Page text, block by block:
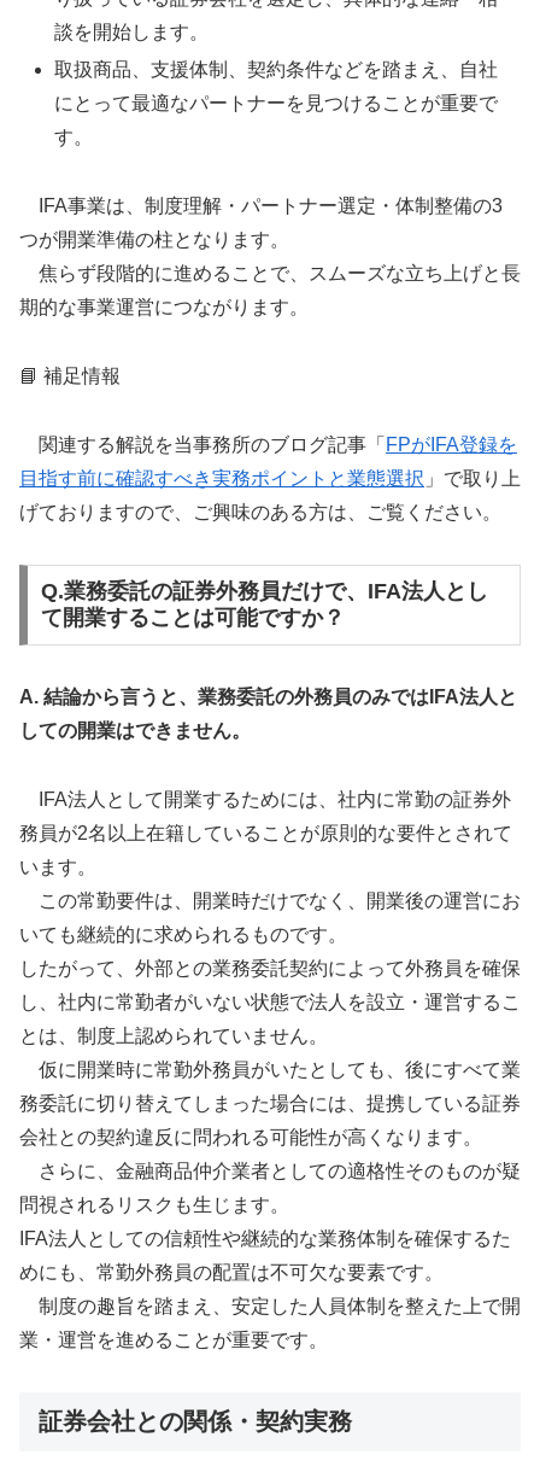
談を開始します。
取扱商品、支援体制、契約条件などを踏まえ、自社
にとって最適なパートナーを見つけることが重要で
す。
IFA事業は、制度理解・パートナー選定・体制整備の3
つが開業準備の柱となります。
焦らず段階的に進めることで、スムーズな立ち上げと長
期的な事業運営につながります。
📘 補足情報
関連する解説を当事務所のブログ記事「 FPがIFA登録を
目指す前に確認すべき実務ポイントと業態選択 」で取り上
げておりますので、ご興味のある方は、ご覧ください。
Q.業務委託の証券外務員だけで、IFA法人とし
て開業することは可能ですか？
A. 結論から言うと、業務委託の外務員のみではIFA法人と
しての開業はできません。
IFA法人として開業するためには、社内に常勤の証券外
務員が2名以上在籍していることが原則的な要件とされて
います。
この常勤要件は、開業時だけでなく、開業後の運営にお
いても継続的に求められるものです。
したがって、外部との業務委託契約によって外務員を確保
し、社内に常勤者がいない状態で法人を設立・運営するこ
とは、制度上認められていません。
仮に開業時に常勤外務員がいたとしても、後にすべて業
務委託に切り替えてしまった場合には、提携している証券
会社との契約違反に問われる可能性が高くなります。
さらに、金融商品仲介業者としての適格性そのものが疑
問視されるリスクも生じます。
IFA法人としての信頼性や継続的な業務体制を確保するた
めにも、常勤外務員の配置は不可欠な要素です。
制度の趣旨を踏まえ、安定した人員体制を整えた上で開
業・運営を進めることが重要です。
証券会社との関係・契約実務